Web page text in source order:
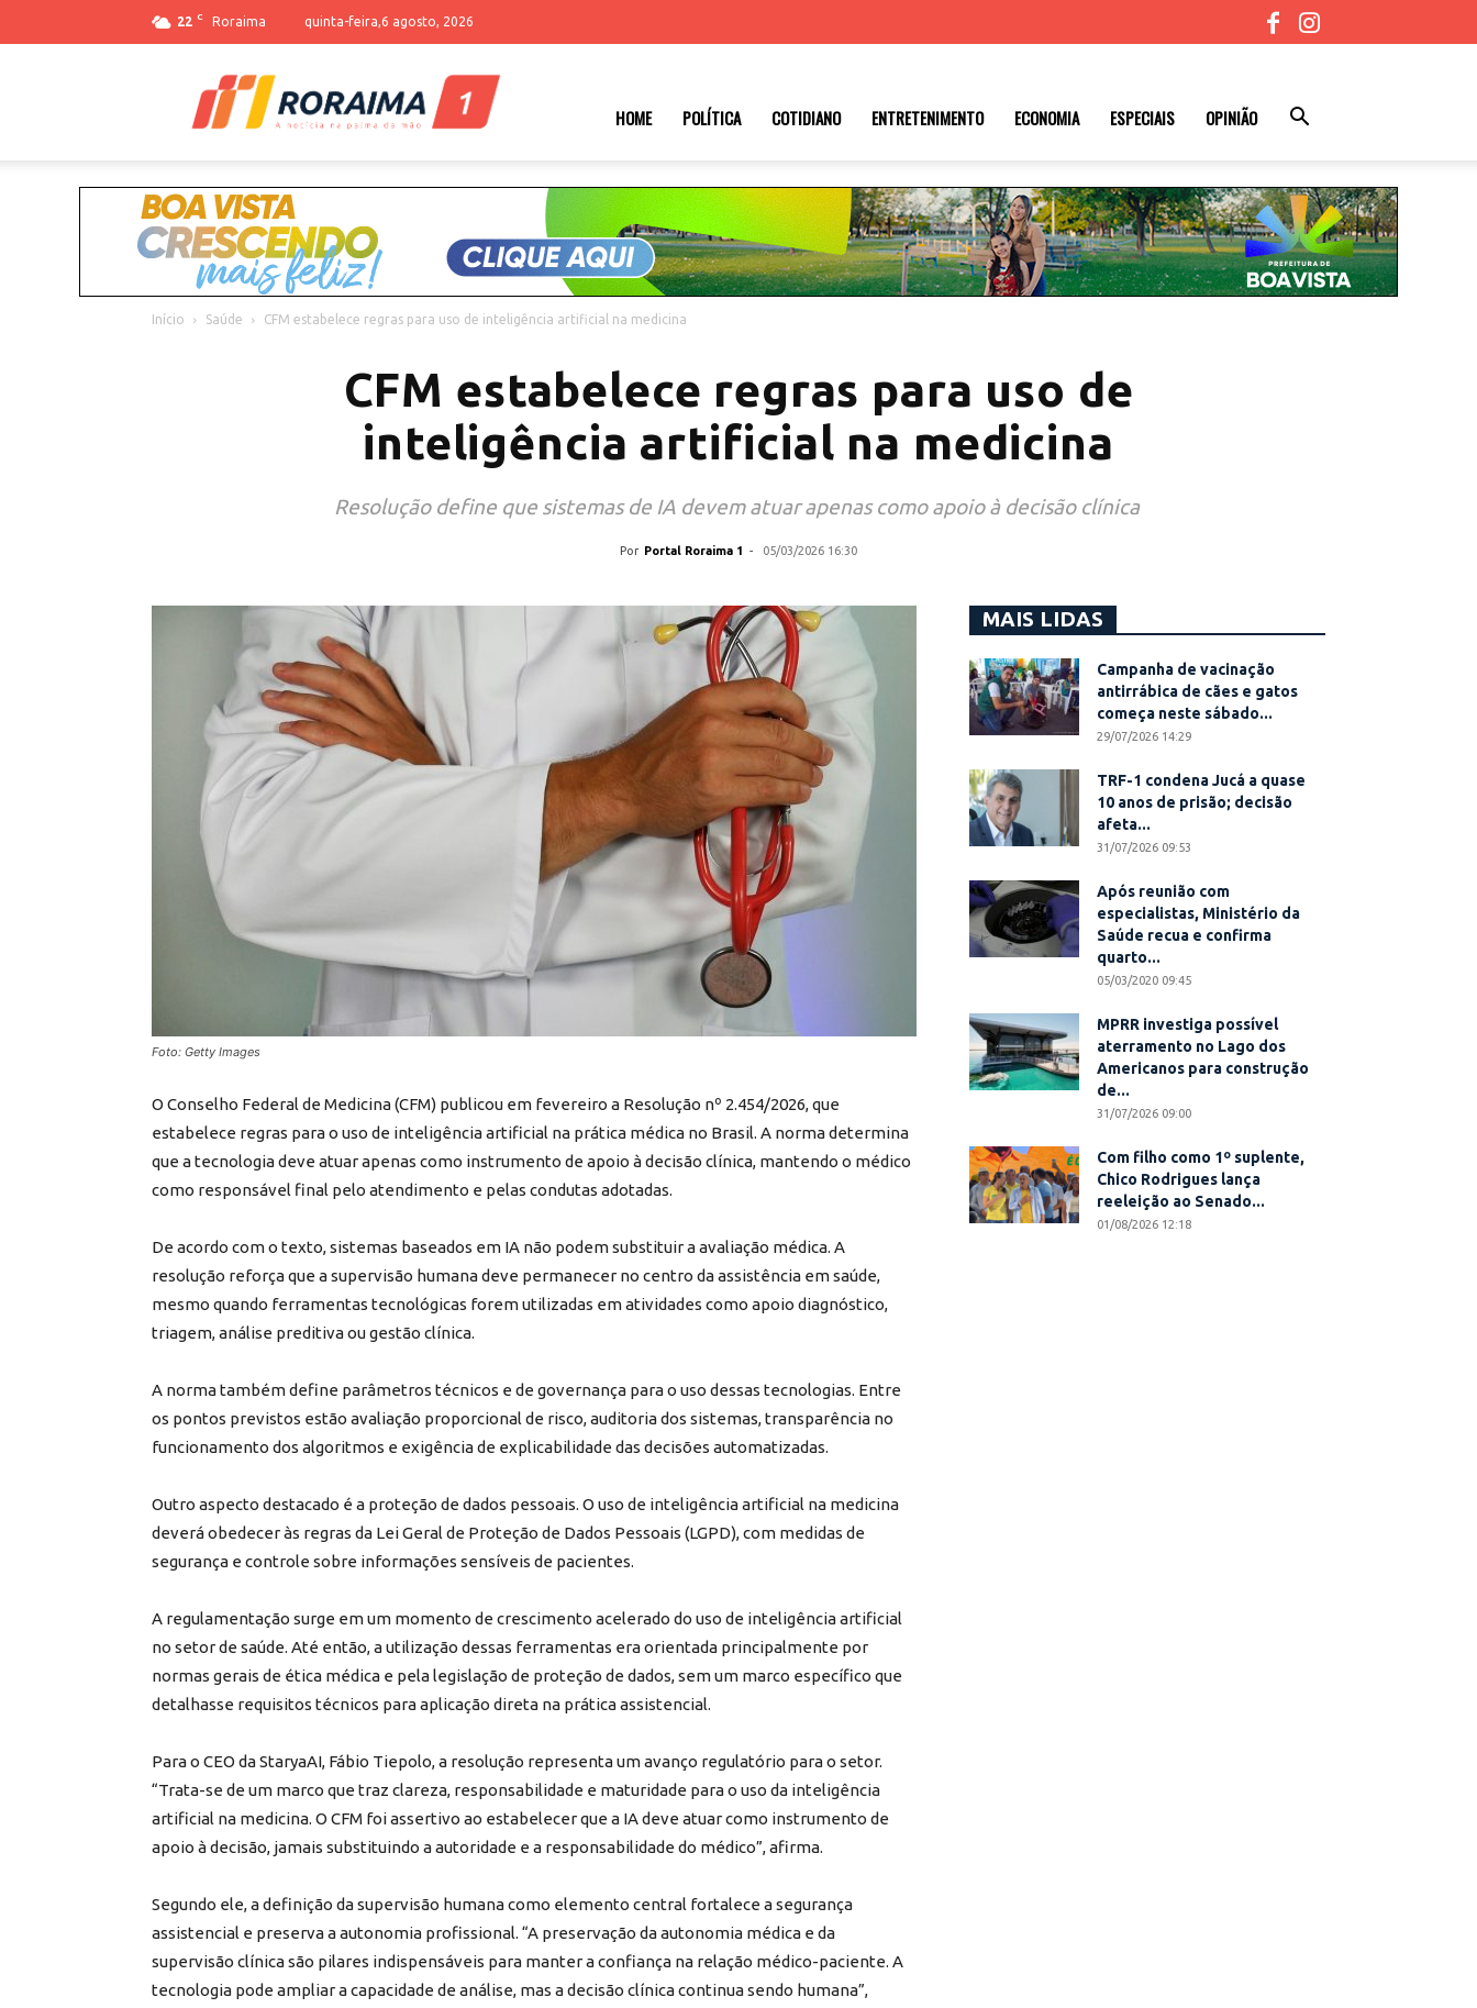
22 C Roraima quinta-feira,6 agosto, 2026
HOME POLÍTICA COTIDIANO ENTRETENIMENTO ECONOMIA ESPECIAIS OPINIÃO
Início Saúde CFM estabelece regras para uso de inteligência artificial na medicina
CFM estabelece regras para uso de
inteligência artificial na medicina
Resolução define que sistemas de IA devem atuar apenas como apoio à decisão clínica
Por Portal Roraima 1 - 05/03/2026 16:30
Foto: Getty Images
O Conselho Federal de Medicina (CFM) publicou em fevereiro a Resolução nº 2.454/2026, que
estabelece regras para o uso de inteligência artificial na prática médica no Brasil. A norma determina
que a tecnologia deve atuar apenas como instrumento de apoio à decisão clínica, mantendo o médico
como responsável final pelo atendimento e pelas condutas adotadas.
De acordo com o texto, sistemas baseados em IA não podem substituir a avaliação médica. A
resolução reforça que a supervisão humana deve permanecer no centro da assistência em saúde,
mesmo quando ferramentas tecnológicas forem utilizadas em atividades como apoio diagnóstico,
triagem, análise preditiva ou gestão clínica.
A norma também define parâmetros técnicos e de governança para o uso dessas tecnologias. Entre
os pontos previstos estão avaliação proporcional de risco, auditoria dos sistemas, transparência no
funcionamento dos algoritmos e exigência de explicabilidade das decisões automatizadas.
Outro aspecto destacado é a proteção de dados pessoais. O uso de inteligência artificial na medicina
deverá obedecer às regras da Lei Geral de Proteção de Dados Pessoais (LGPD), com medidas de
segurança e controle sobre informações sensíveis de pacientes.
A regulamentação surge em um momento de crescimento acelerado do uso de inteligência artificial
no setor de saúde. Até então, a utilização dessas ferramentas era orientada principalmente por
normas gerais de ética médica e pela legislação de proteção de dados, sem um marco específico que
detalhasse requisitos técnicos para aplicação direta na prática assistencial.
Para o CEO da StaryaAI, Fábio Tiepolo, a resolução representa um avanço regulatório para o setor.
“Trata-se de um marco que traz clareza, responsabilidade e maturidade para o uso da inteligência
artificial na medicina. O CFM foi assertivo ao estabelecer que a IA deve atuar como instrumento de
apoio à decisão, jamais substituindo a autoridade e a responsabilidade do médico”, afirma.
Segundo ele, a definição da supervisão humana como elemento central fortalece a segurança
assistencial e preserva a autonomia profissional. “A preservação da autonomia médica e da
supervisão clínica são pilares indispensáveis para manter a confiança na relação médico-paciente. A
tecnologia pode ampliar a capacidade de análise, mas a decisão clínica continua sendo humana”,
MAIS LIDAS
Campanha de vacinação
antirrábica de cães e gatos
começa neste sábado...
29/07/2026 14:29
TRF-1 condena Jucá a quase
10 anos de prisão; decisão
afeta...
31/07/2026 09:53
Após reunião com
especialistas, Ministério da
Saúde recua e confirma
quarto...
05/03/2020 09:45
MPRR investiga possível
aterramento no Lago dos
Americanos para construção
de...
31/07/2026 09:00
Com filho como 1º suplente,
Chico Rodrigues lança
reeleição ao Senado...
01/08/2026 12:18